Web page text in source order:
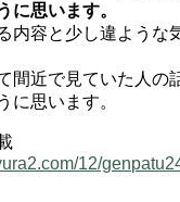
に思います。
内容と少し違ような
間近で見ていた人の
に思います。
12/